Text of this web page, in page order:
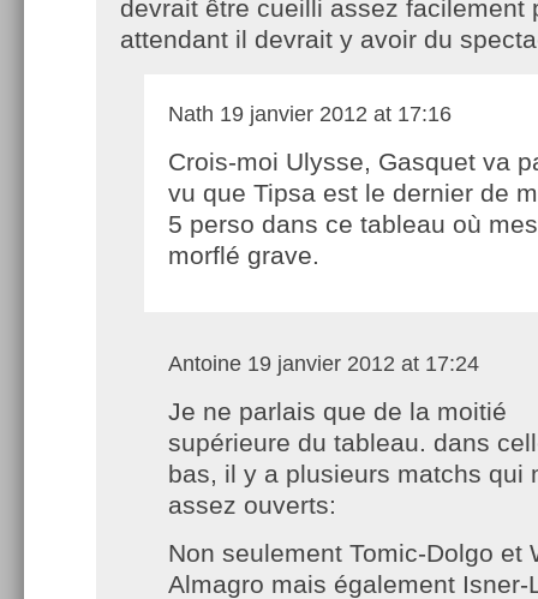
devrait être cueilli assez facilement
attendant il devrait y avoir du
Nath 19 janvier 2012 at 17:16
Crois-moi Ulysse, Gasquet va
vu que Tipsa est le dernier de
5 perso dans ce tableau où
morflé grave.
Antoine 19 janvier 2012 at 17:24
Je ne parlais que de la moitié
supérieure du tableau. dans
bas, il y a plusieurs matchs qui
assez ouverts:
Non seulement Tomic-Dolgo et
Almagro mais également Isner-